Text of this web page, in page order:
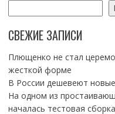
СВЕЖИЕ ЗАПИСИ
Плющенко не стал
жесткой форме
В России дешевеют
На одном из
началась тестовая